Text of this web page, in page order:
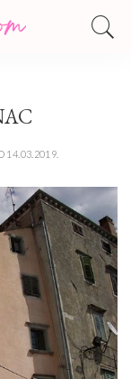
14.03.2019.